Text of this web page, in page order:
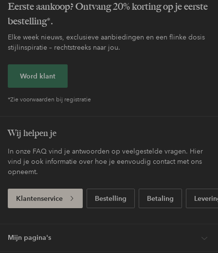
Eerste aankoop? Ontvang 20% korting op je eerste
bestelling*.
Elke week nieuws, exclusieve aanbiedingen en een flinke dosis
stijlinspiratie – rechtstreeks naar jou.
Word klant
*Zie voorwaarden bij registratie
Wij helpen je
In onze FAQ vind je antwoorden op veelgestelde vragen. Hier
vind je ook informatie over hoe je eenvoudig contact met ons
opneemt.
Klantenservice Bestelling Betaling
Mijn pagina's